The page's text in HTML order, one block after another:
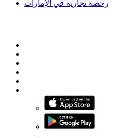
رخصة تجارية في الإمارات